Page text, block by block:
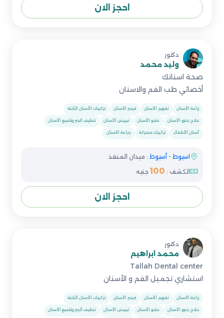
احجز الان
دكتور
وليد محمد
صحة اسنانك
أخصائي طب الفم والاسنان
زراعة الأسنان تقويم الأسنان فينير الأسنان تركيبات الأسنان الثابتة
علاج جذور الأسنان حشو الأسنان تبييض الأسنان تنظيف الجير وتلميع الأسنان
أسنان الأطفال تركيبات متحركة جراحة الأسنان
اسيوط - أسيوط : ميدان المنفذ
الكشف : 100 جنيه
احجز الان
دكتور
محمد ابراهيم
Tallah Dental center
استشاري تجميل الفم و الأسنان
زراعة الأسنان تقويم الأسنان فينير الأسنان تركيبات الأسنان الثابتة
علاج جذور الأسنان حشو الأسنان تبييض الأسنان تنظيف الجير وتلميع الأسنان